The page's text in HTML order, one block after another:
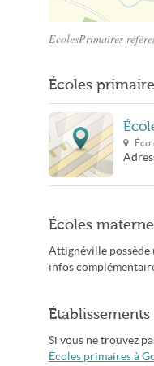
EcolesPrimaires
Écoles
Écoles
Attignéville possède
infos
Si vous ne trouvez
Écoles primaires à